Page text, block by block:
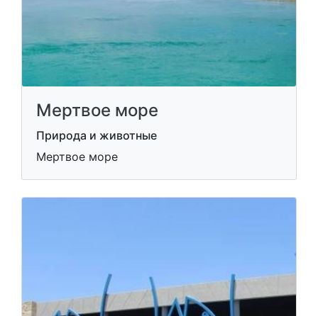
Мертвое море
Природа и животные
Мертвое море